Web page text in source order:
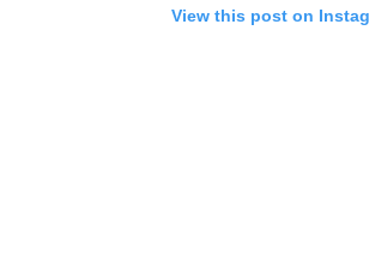
View this post on